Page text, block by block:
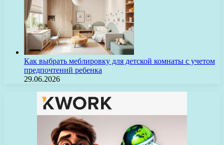
Как выбрать меблировку для детской комнаты с учетом
предпочтений ребенка
29.06.2026